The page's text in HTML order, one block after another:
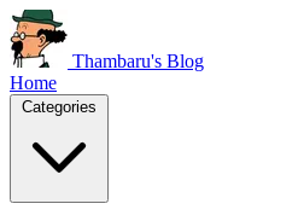
Thambaru's Blog
Home